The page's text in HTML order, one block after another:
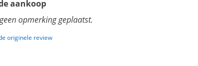
aankoop
opmerking geplaatst.
originele review